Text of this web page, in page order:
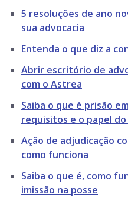
5 resoluções de ano
sua advocacia
Entenda o que diz a
Abrir escritório de
com o Astrea
Saiba o que é prisão
requisitos e o papel
Ação de adjudicação
como funciona
Saiba o que é, como
imissão na posse